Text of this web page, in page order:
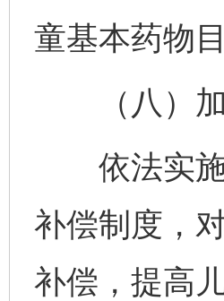
童基本药物目
（八）加
依法实施
补偿制度，
补偿，提高